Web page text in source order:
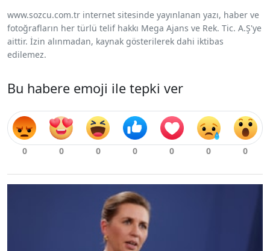
www.sozcu.com.tr internet sitesinde yayınlanan yazı, haber ve
fotoğrafların her türlü telif hakkı Mega Ajans ve Rek. Tic. A.Ş'ye
aittir. İzin alınmadan, kaynak gösterilerek dahi iktibas
edilemez.
Bu habere emoji ile tepki ver